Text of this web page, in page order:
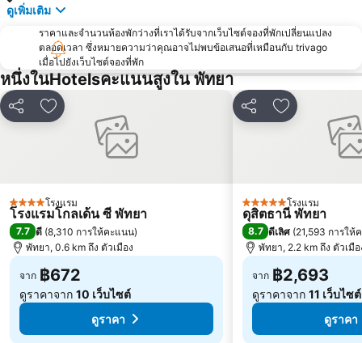
Art in Paradise
ดูเพิ่มเติม
ราคาและจำนวนห้องพักว่างที่เราได้รับจากเว็บไซต์จองที่พักเปลี่ยนแปลง
ตลอดเวลา ซึ่งหมายความว่าคุณอาจไม่พบข้อเสนอที่เหมือนกับ trivago
เมื่อไปยังเว็บไซต์จองที่พัก
หนึ่งในHotelsคะแนนสูงใน พัทยา
แชร์ เพิ่มในรายการโปรด
4 ดาว โรงแรม
โรงแรมโกลเด้น ซี พัทยา
7.7 ดี (8,310 การให้คะแนน)
พัทยา, 0.6 km ถึง ตัวเมือง
จาก ฿672
ดูราคาจาก 10 เว็บไซต์
ดูราคา
แชร์ เพิ่มในรายกา
5 ดาว โรงแรม
ดุสิตธานี พัทยา
8.7 ดีเลิศ (21,593 การให้
พัทยา, 2.2 km ถึง ตัวเมือ
จาก ฿2,693
ดูราคาจาก 11 เว็บไซต์
ดูราคา